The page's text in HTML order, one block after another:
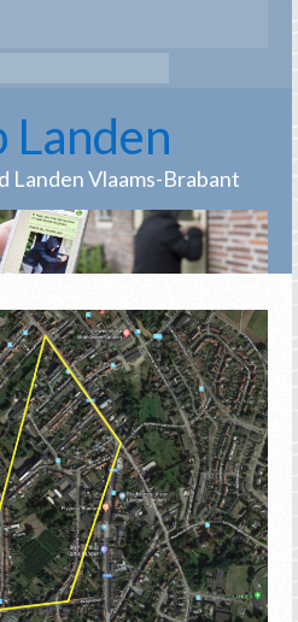
Landen
Landen Vlaams-Brabant